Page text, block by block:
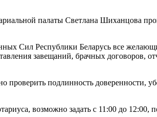
палаты Светлана Шиханцова
Сил Республики Беларусь все
завещаний, брачных договоров,
проверить подлинность доверенности,
возможно задать с 11:00 до 12:00,